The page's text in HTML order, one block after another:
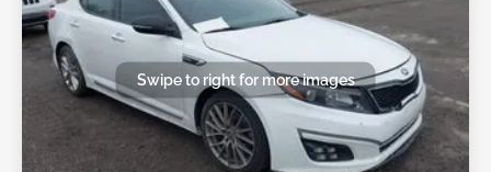
Swipe to right for more images